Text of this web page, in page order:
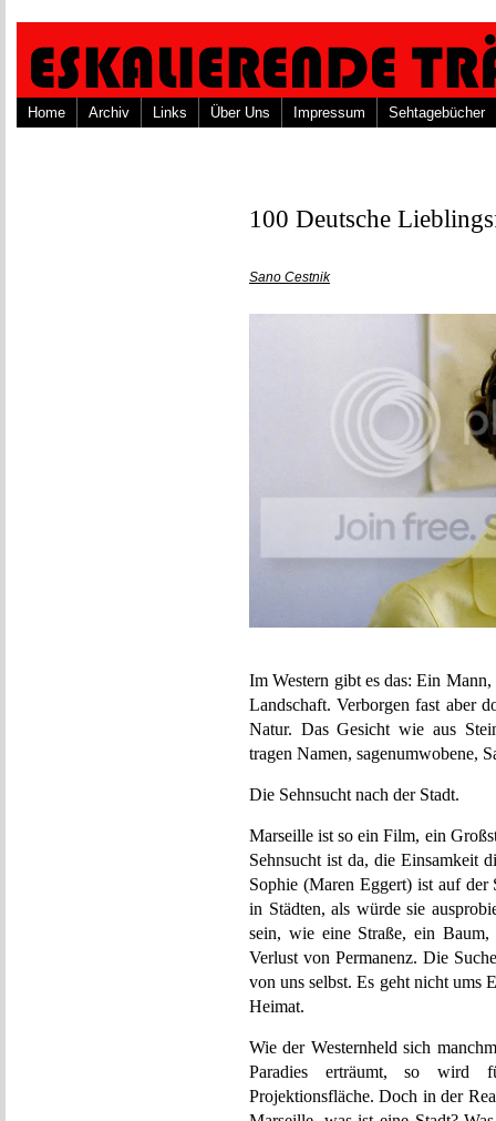
Home Archiv Links Über Uns Impressum Sehtagebücher
100 Deutsche
Sano Cestnik
Im Western gibt es das: Ein
Landschaft. Verborgen fast aber
Natur. Das Gesicht wie aus
tragen Namen, sagenumwobene,
Die Sehnsucht nach der Stadt.
Marseille ist so ein Film, ein
Sehnsucht ist da, die Einsamkeit
Sophie (Maren Eggert) ist auf
in Städten, als würde sie
sein, wie eine Straße, ein Baum,
Verlust von Permanenz. Die
von uns selbst. Es geht nicht ums
Heimat.
Wie der Westernheld sich
Paradies erträumt, so wird
Projektionsfläche. Doch in der